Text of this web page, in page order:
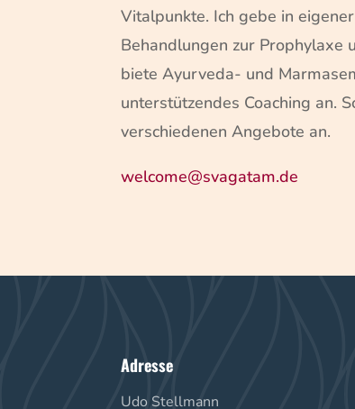
Vitalpunkte. Ich gebe in
Behandlungen zur Prophylaxe
biete Ayurveda- und
unterstützendes Coaching an.
verschiedenen Angebote an.
welcome@svagatam.de
Adresse
Udo Stellmann